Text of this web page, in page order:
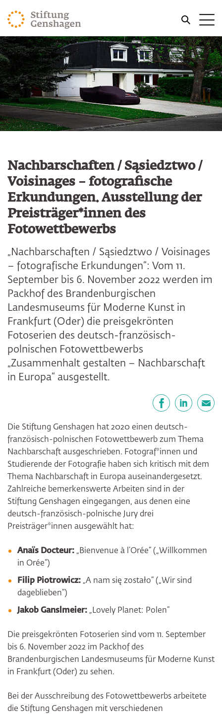
ZUM HAUPTINHALT SPRINGEN
ZUR SUCHE SPRINGEN
Nachbarschaften / Sąsiedztwo /
Voisinages – fotografische
Erkundungen. Ausstellung der
Preisträger*innen des
Fotowettbewerbs
„Nachbarschaften / Sąsiedztwo / Voisinages
– fotografische Erkundungen“: Vom 11.
September bis 6. November 2022 werden im
Packhof des Brandenburgischen
Landesmuseums für Moderne Kunst in
Frankfurt (Oder) die preisgekrönten
Fotoserien des deutsch-französisch-
polnischen Fotowettbewerbs
„Zusammenhalt gestalten – Nachbarschaft
in Europa“ ausgestellt.
Die Stiftung Genshagen hat 2020 einen deutsch-
französisch-polnischen Fotowettbewerb zum Thema
Nachbarschaft ausgeschrieben. Fotograf*innen und
Studierende der Fotografie haben sich kritisch mit dem
Thema Nachbarschaft in Europa auseinandergesetzt.
Zahlreiche bemerkenswerte Arbeiten sind in der
Stiftung Genshagen eingegangen, aus denen eine
deutsch-französisch-polnische Jury drei
Preisträger*innen ausgewählt hat:
Anaïs Docteur: „Bienvenue à l’Orée“ („Willkommen
in Orée“)
Filip Piotrowicz: „A nam się zostało“ („Wir sind
dageblieben“)
Jakob Ganslmeier: „Lovely Planet: Polen“
Die preisgekrönten Fotoserien sind vom 11. September
bis 6. November 2022 im Packhof des
Brandenburgischen Landesmuseums für Moderne Kunst
in Frankfurt (Oder) zu sehen.
Bei der Ausschreibung des Fotowettbewerbs arbeitete
die Stiftung Genshagen mit verschiedenen